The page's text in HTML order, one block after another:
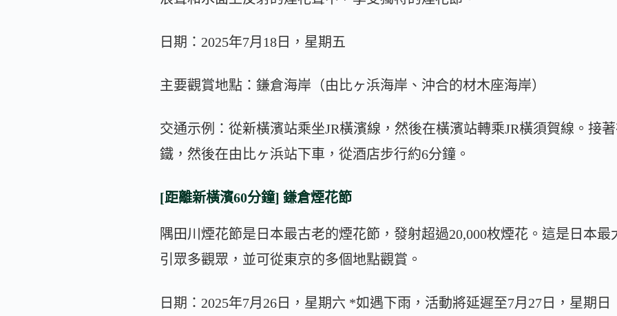
日期：2025年7月18日，星期五
主要觀賞地點：鎌倉海岸（由比ヶ浜海岸、沖合的材木座海岸）
交通示例：從新橫濱站乘坐JR橫濱線，然後在橫濱站轉乘JR橫須賀線。接
鐵，然後在由比ヶ浜站下車，從酒店步行約6分鐘。
[距離新橫濱60分鐘] 鎌倉煙花節
隅田川煙花節是日本最古老的煙花節，發射超過20,000枚煙花。這是日本
引眾多觀眾，並可從東京的多個地點觀賞。
日期：2025年7月26日，星期六 *如遇下雨，活動將延遲至7月27日，星期日